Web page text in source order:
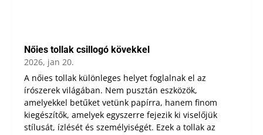
Nőies tollak csillogó kövekkel
2026, jan 20.
A nőies tollak különleges helyet foglalnak el az
írószerek világában. Nem pusztán eszközök,
amelyekkel betűket vetünk papírra, hanem finom
kiegészítők, amelyek egyszerre fejezik ki viselőjük
stílusát, ízlését és személyiségét. Ezek a tollak az